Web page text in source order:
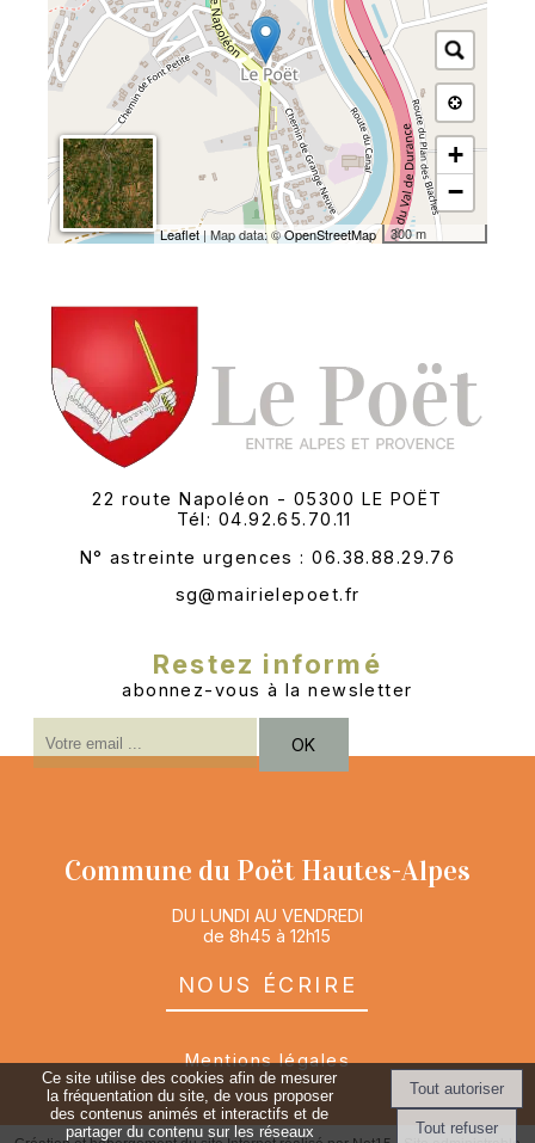
+
−
300 m
Leaflet| Map data: ©OpenStreetMap
22 route Napoléon - 05300 LE POËT
Tél: 04.92.65.70.11
N° astreinte urgences : 06.38.88.29.76
sg@mairielepoet.fr
Restez informé
abonnez-vous à la newsletter
adresse
OK
Commune du Poët Hautes-Alpes
DU LUNDI AU VENDREDI
de 8h45 à 12h15
nous écrire
Mentions légales
Ce site utilise des cookies afin de mesurer
la fréquentation du site, de vous proposer
des contenus animés et interactifs et de
partager du contenu sur les réseaux